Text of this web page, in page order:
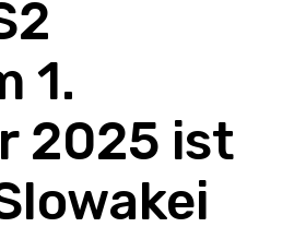
1.
2025 ist